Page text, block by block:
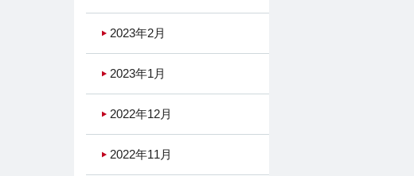
2023年2月
2023年1月
2022年12月
2022年11月